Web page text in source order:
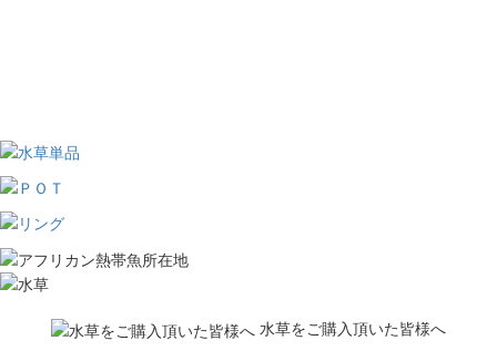
水草をご購入頂いた皆様へ